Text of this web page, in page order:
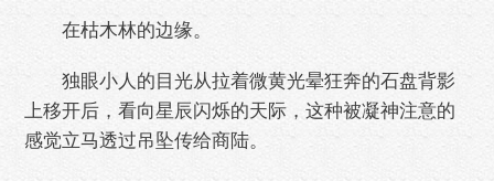
在枯木林的边缘。
独眼小人的目光从拉着微黄光晕狂奔的石盘背影
上移开后，看向星辰闪烁的天际，这种被凝神注意的
感觉立马透过吊坠传给商陆。